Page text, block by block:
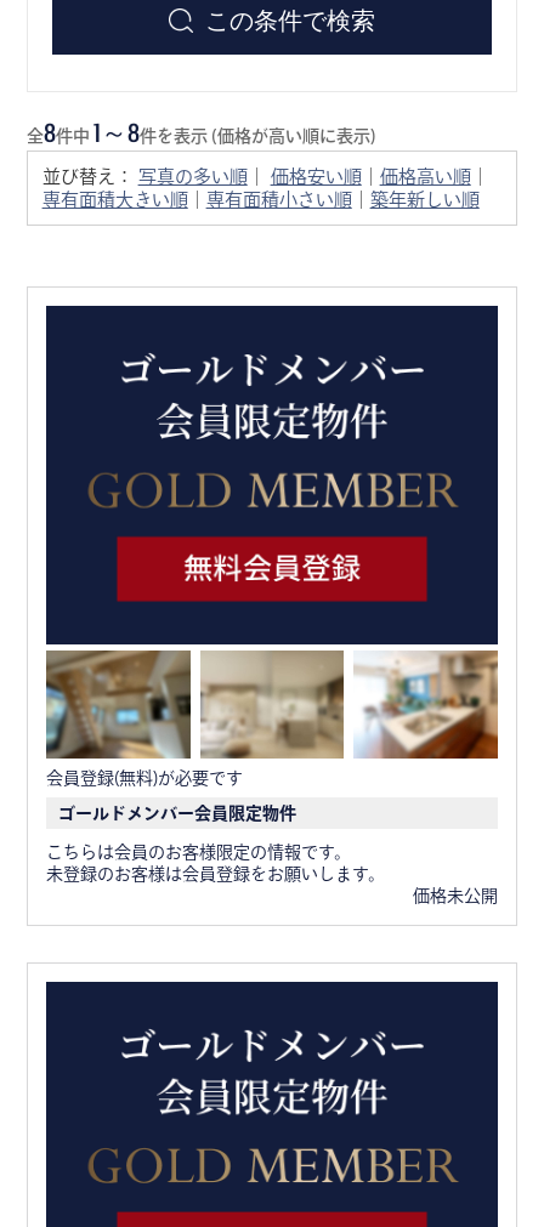
この条件で検索
全8件中 1～8件を表示 (価格が高い順に表示)
並び替え： 写真の多い順 価格安い順 価格高い順
専有面積大きい順
専有面積小さい順 築年新しい順
会員登録(無料)が必要です
ゴールドメンバー会員限定物件
こちらは会員のお客様限定の情報です。
未登録のお客様は会員登録をお願いします。
価格未公開